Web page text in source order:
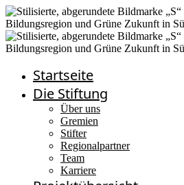
Startseite
Die Stiftung
Über uns
Gremien
Stifter
Regionalpartner
Team
Karriere